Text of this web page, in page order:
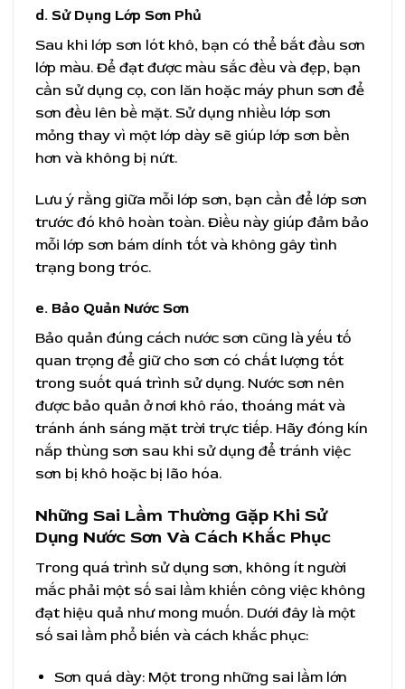
d. Sử Dụng Lớp Sơn Phủ
Sau khi lớp sơn lót khô, bạn có thể bắt đầu sơn
lớp màu. Để đạt được màu sắc đều và đẹp, bạn
cần sử dụng cọ, con lăn hoặc máy phun sơn để
sơn đều lên bề mặt. Sử dụng nhiều lớp sơn
mỏng thay vì một lớp dày sẽ giúp lớp sơn bền
hơn và không bị nứt.
Lưu ý rằng giữa mỗi lớp sơn, bạn cần để lớp sơn
trước đó khô hoàn toàn. Điều này giúp đảm bảo
mỗi lớp sơn bám dính tốt và không gây tình
trạng bong tróc.
e. Bảo Quản Nước Sơn
Bảo quản đúng cách nước sơn cũng là yếu tố
quan trọng để giữ cho sơn có chất lượng tốt
trong suốt quá trình sử dụng. Nước sơn nên
được bảo quản ở nơi khô ráo, thoáng mát và
tránh ánh sáng mặt trời trực tiếp. Hãy đóng kín
nắp thùng sơn sau khi sử dụng để tránh việc
sơn bị khô hoặc bị lão hóa.
Những Sai Lầm Thường Gặp Khi Sử
Dụng Nước Sơn Và Cách Khắc Phục
Trong quá trình sử dụng sơn, không ít người
mắc phải một số sai lầm khiến công việc không
đạt hiệu quả như mong muốn. Dưới đây là một
số sai lầm phổ biến và cách khắc phục:
Sơn quá dày: Một trong những sai lầm lớn